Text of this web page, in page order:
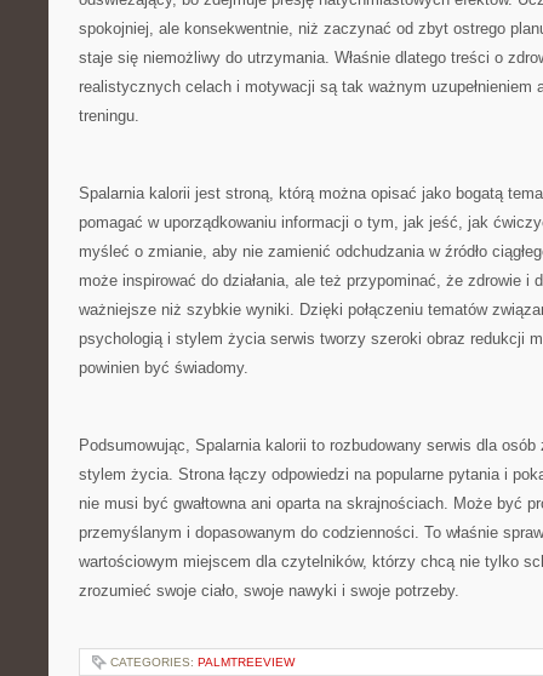
spokojniej, ale konsekwentnie, niż zaczynać od zbyt ostrego
staje się niemożliwy do utrzymania. Właśnie dlatego treści o
realistycznych celach i motywacji są tak ważnym uzupełnieniem
treningu.
Spalarnia kalorii jest stroną, którą można opisać jako bogatą
pomagać w uporządkowaniu informacji o tym, jak jeść, jak
myśleć o zmianie, aby nie zamienić odchudzania w źródło
może inspirować do działania, ale też przypominać, że zdrowie i
ważniejsze niż szybkie wyniki. Dzięki połączeniu tematów
psychologią i stylem życia serwis tworzy szeroki obraz redukcji
powinien być świadomy.
Podsumowując, Spalarnia kalorii to rozbudowany serwis dla
stylem życia. Strona łączy odpowiedzi na popularne pytania i
nie musi być gwałtowna ani oparta na skrajnościach. Może być
przemyślanym i dopasowanym do codzienności. To właśnie
wartościowym miejscem dla czytelników, którzy chcą nie tylko
zrozumieć swoje ciało, swoje nawyki i swoje potrzeby.
CATEGORIES: PALMTREEVIEW